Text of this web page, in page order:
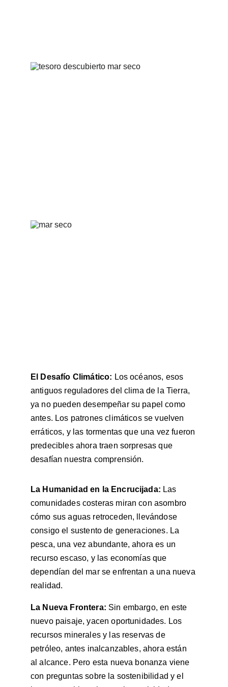
El Desafío Climático: Los océanos, esos
antiguos reguladores del clima de la Tierra,
ya no pueden desempeñar su papel como
antes. Los patrones climáticos se vuelven
erráticos, y las tormentas que una vez fueron
predecibles ahora traen sorpresas que
desafían nuestra comprensión.
La Humanidad en la Encrucijada: Las
comunidades costeras miran con asombro
cómo sus aguas retroceden, llevándose
consigo el sustento de generaciones. La
pesca, una vez abundante, ahora es un
recurso escaso, y las economías que
dependían del mar se enfrentan a una nueva
realidad.
La Nueva Frontera: Sin embargo, en este
nuevo paisaje, yacen oportunidades. Los
recursos minerales y las reservas de
petróleo, antes inalcanzables, ahora están
al alcance. Pero esta nueva bonanza viene
con preguntas sobre la sostenibilidad y el